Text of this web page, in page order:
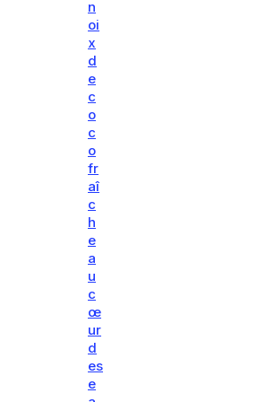
n
oi
x
d
e
c
o
c
o
fr
aî
c
h
e
a
u
c
œ
ur
d
es
e